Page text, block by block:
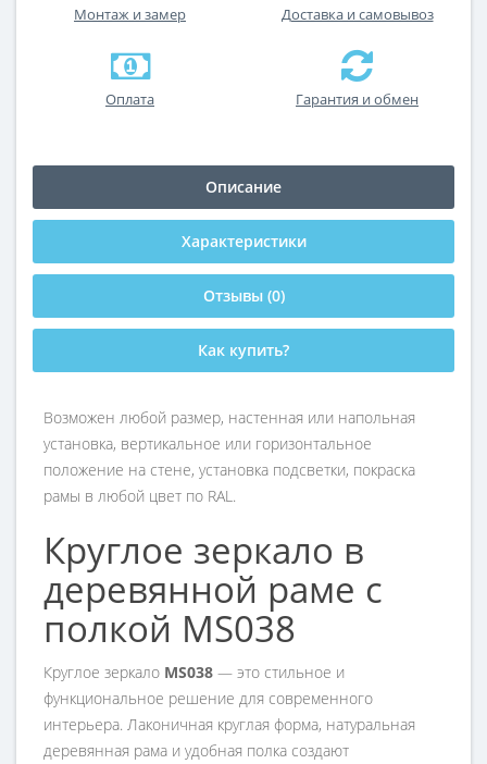
Монтаж и замер Доставка и самовывоз
Оплата Гарантия и обмен
Описание
Характеристики
Отзывы (0)
Как купить?
Возможен любой размер, настенная или напольная
установка, вертикальное или горизонтальное
положение на стене, установка подсветки, покраска
рамы в любой цвет по RAL.
Круглое зеркало в
деревянной раме с
полкой MS038
Круглое зеркало MS038 — это стильное и
функциональное решение для современного
интерьера. Лаконичная круглая форма, натуральная
деревянная рама и удобная полка создают